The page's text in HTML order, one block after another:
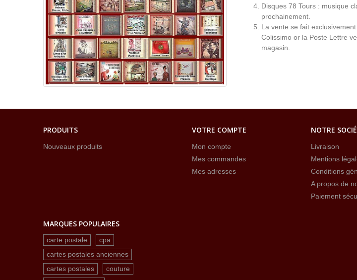
Disques 78 Tours : musique
prochainement.
La vente se fait
Colissimo or la Poste Lettre
magasin.
PRODUITS
Nouveaux produits
VOTRE COMPTE
Mon compte
Mes commandes
Mes adresses
NOTRE
Livraison
Mentions
Conditions
A propos de
Paiement
MARQUES POPULAIRES
carte postale
cpa
cartes postales anciennes
cartes postales
couture